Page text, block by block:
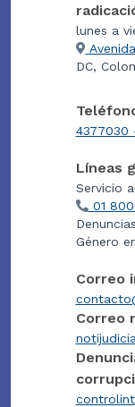
lunes a
DC,
4377030
Líneas
Servicio
01
Género
Correo
Correo